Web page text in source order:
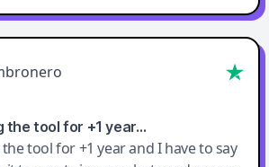
the tool for +1 year…
tool for +1 year and I have to say